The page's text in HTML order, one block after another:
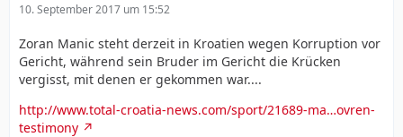
10. September 2017 um 15:52
Zoran Manic steht derzeit in Kroatien wegen Korruption vor
Gericht, während sein Bruder im Gericht die Krücken
vergisst, mit denen er gekommen war....
http://www.total-croatia-news.com/sport/21689-ma…ovren-
testimony